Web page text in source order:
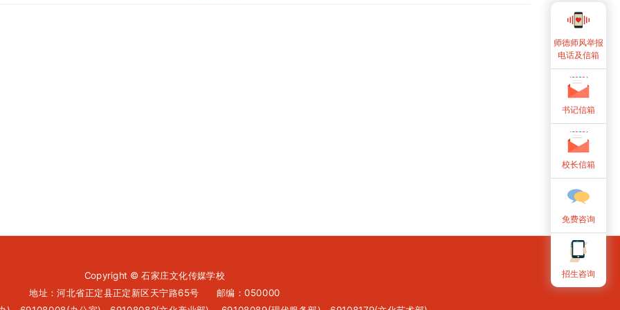
Copyright © 石家庄文化传媒学校
地址：河北省正定县正定新区天宁路65号 邮编：050000
师德师风举报
电话及信箱
书记信箱
校长信箱
免费咨询
招生咨询